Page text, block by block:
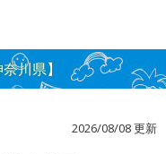
川県】
2026/08/08 更新